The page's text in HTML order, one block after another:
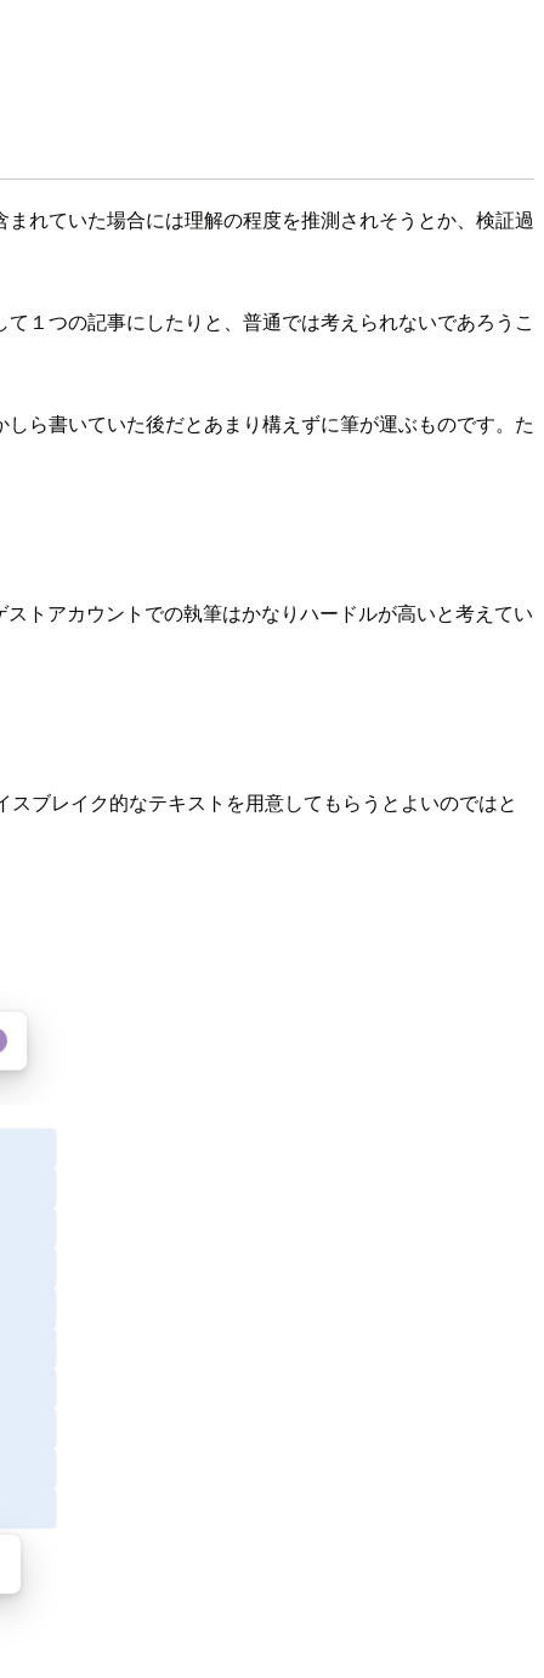
れていた場合には理解の程度を推測されそうとか、検証過
１つの記事にしたりと、普通では考えられないであろうこ
ら書いていた後だとあまり構えずに筆が運ぶものです。た
トアカウントでの執筆はかなりハードルが高いと考えてい
ブレイク的なテキストを用意してもらうとよいのではと